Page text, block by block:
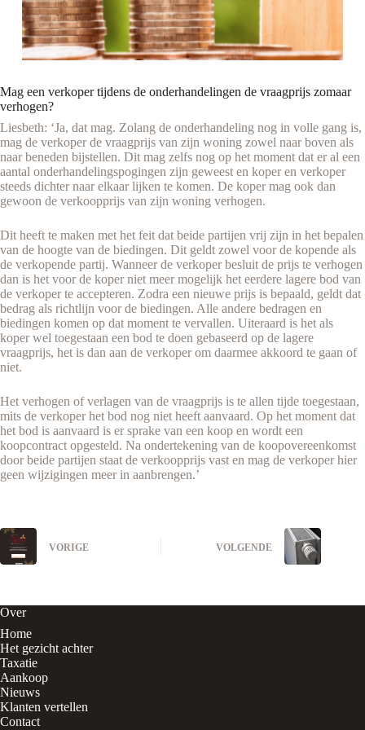
Mag een verkoper tijdens de onderhandelingen de vraagprijs zomaar
verhogen?
Liesbeth: ‘Ja, dat mag. Zolang de onderhandeling nog in volle gang is,
mag de verkoper de vraagprijs van zijn woning zowel naar boven als
naar beneden bijstellen. Dit mag zelfs nog op het moment dat er al een
aantal onderhandelingspogingen zijn geweest en koper en verkoper
steeds dichter naar elkaar lijken te komen. De koper mag ook dan
gewoon de verkoopprijs van zijn woning verhogen.
Dit heeft te maken met het feit dat beide partijen vrij zijn in het bepalen
van de hoogte van de biedingen. Dit geldt zowel voor de kopende als
de verkopende partij. Wanneer de verkoper besluit de prijs te verhogen
dan is het voor de koper niet meer mogelijk het eerdere lagere bod van
de verkoper te accepteren. Zodra een nieuwe prijs is bepaald, geldt dat
bedrag als richtlijn voor de biedingen. Alle andere bedragen en
biedingen komen op dat moment te vervallen. Uiteraard is het als
koper wel toegestaan een bod te doen gebaseerd op de lagere
vraagprijs, het is dan aan de verkoper om daarmee akkoord te gaan of
niet.
Het verhogen of verlagen van de vraagprijs is te allen tijde toegestaan,
mits de verkoper het bod nog niet heeft aanvaard. Op het moment dat
het bod is aanvaard is er sprake van een koop en wordt een
koopcontract opgesteld. Na ondertekening van de koopovereenkomst
door beide partijen staat de verkoopprijs vast en mag de verkoper hier
geen wijzigingen meer in aanbrengen.’
VORIGE VOLGENDE
Over
Home
Het gezicht achter
Taxatie
Aankoop
Nieuws
Klanten vertellen
Contact